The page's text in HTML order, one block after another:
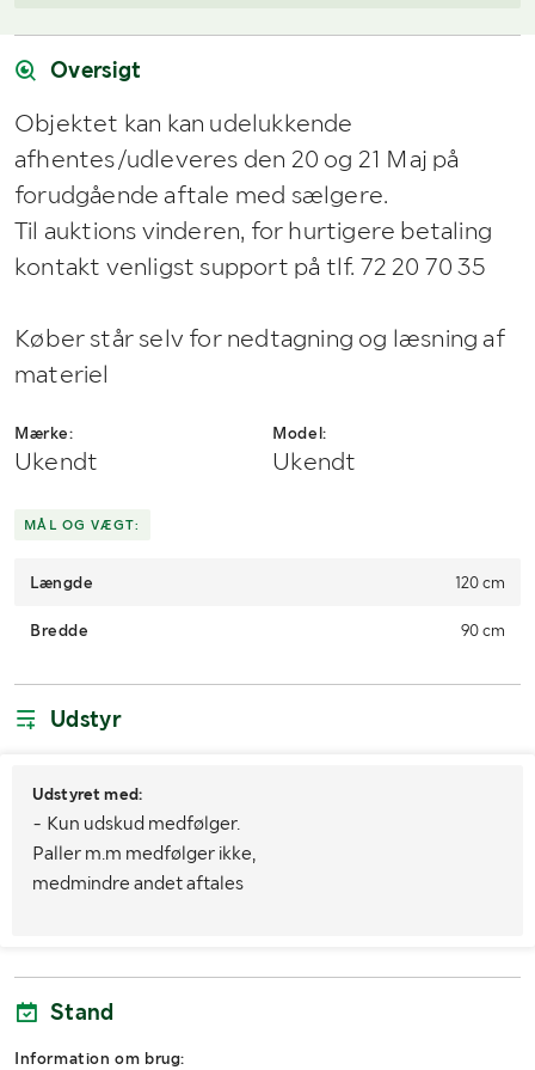
Har du spørgsmål om afhentning?Kontakt os på7220 7035eller
send en e-mail til
Når du vinder et bud, modtager du en faktura fra Payex til din e-
mailadresse den dag, auktionen slutter.
Oversigt
Objektet kan kan udelukkende
afhentes/udleveres den 20 og 21 Maj på
forudgående aftale med sælgere.
Til auktions vinderen, for hurtigere betaling
kontakt venligst support på tlf. 72 20 70 35
Køber står selv for nedtagning og læsning af
materiel
Mærke:
Ukendt
Model:
Ukendt
MÅL OG VÆGT:
Længde 120 cm
Bredde 90 cm
Udstyr
Udstyret med:
- Kun udskud medfølger.
Paller m.m medfølger ikke,
medmindre andet aftales
Stand
Information om brug: